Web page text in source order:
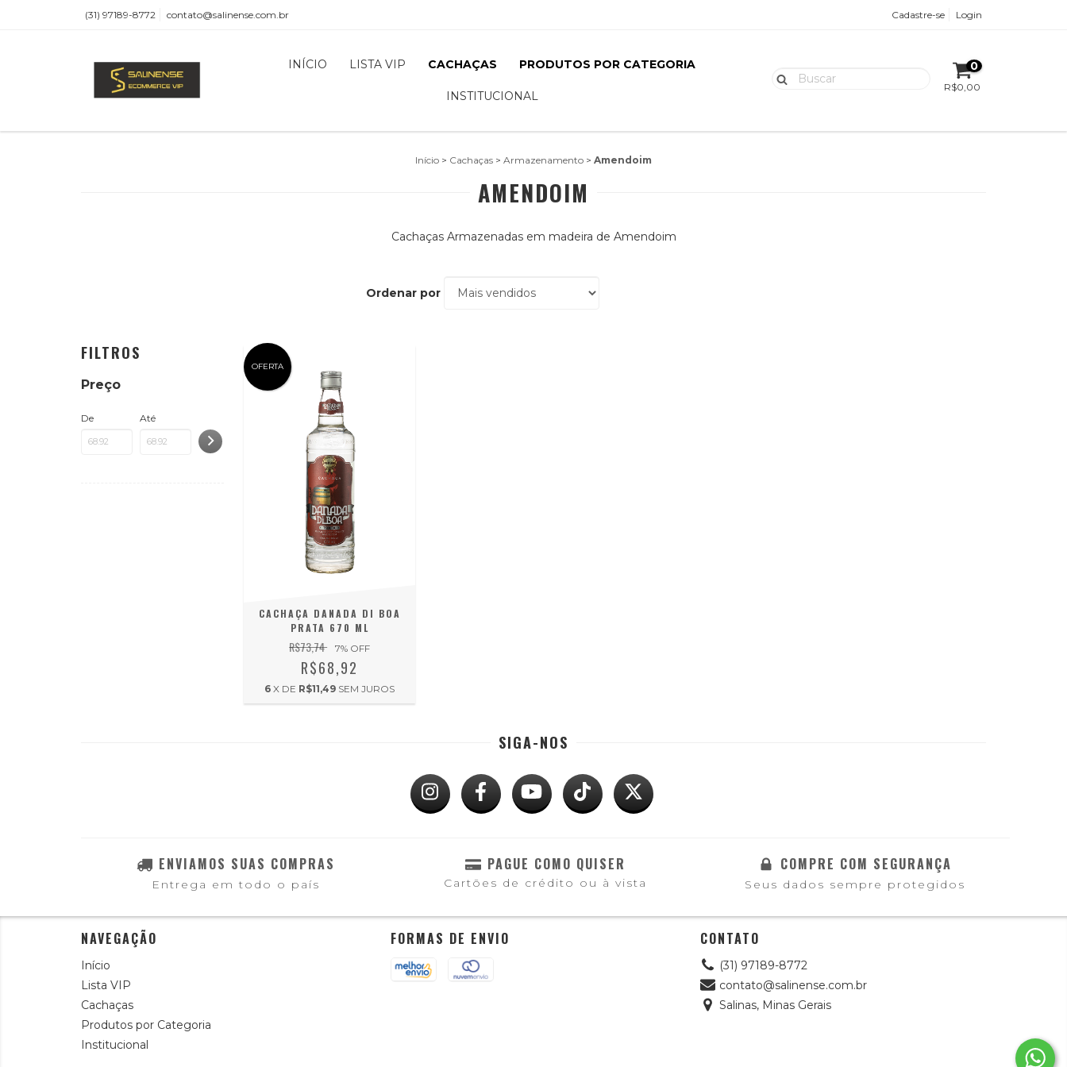
(31) 97189-8772 contato@salinense.com.br Cadastre-se Login
INÍCIO LISTA VIP CACHAÇAS PRODUTOS POR CATEGORIA
INSTITUCIONAL
0
R$0,00
Início > Cachaças > Armazenamento > Amendoim
AMENDOIM
Cachaças Armazenadas em madeira de Amendoim
Ordenar por
FILTROS
Preço
De Até
OFERTA
CACHAÇA DANADA DI BOA
PRATA 670 ML
R$73,74 7% OFF
R$68,92
6 X DE R$11,49 SEM JUROS
SIGA-NOS
ENVIAMOS SUAS COMPRAS
Entrega em todo o país
PAGUE COMO QUISER
Cartões de crédito ou à vista
COMPRE COM SEGURANÇA
Seus dados sempre protegidos
NAVEGAÇÃO
Início
Lista VIP
Cachaças
Produtos por Categoria
Institucional
FORMAS DE ENVIO CONTATO
(31) 97189-8772
contato@salinense.com.br
Salinas, Minas Gerais